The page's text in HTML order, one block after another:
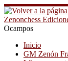
Saltar
al
contenido
Zenonchess
Ocampos
Inicio
GM Zenón